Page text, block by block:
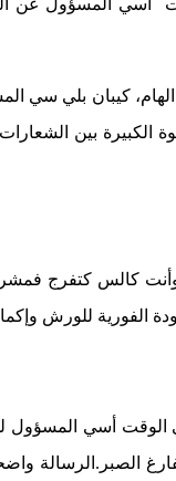
كيبان بلي سي
بين الشعارات
وأنت كالس
الفورية للورش
أسي المسؤول
واضحة